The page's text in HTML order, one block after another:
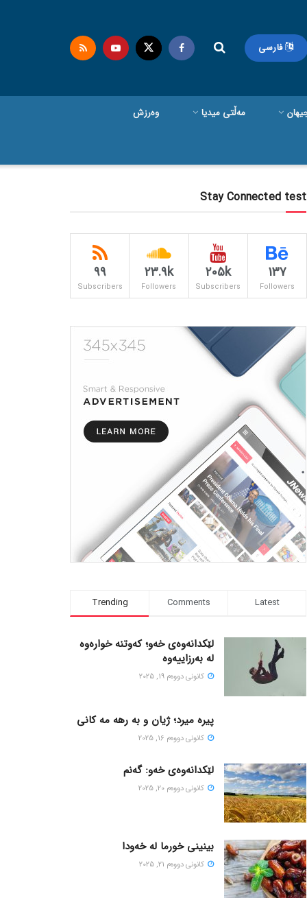
فارسی
مەڵتی میدیا وەرزش
Stay Connected test
137
Followers
205k
Subscribers
23.9k
Followers
99
Subscribers
Trending Comments Latest
لێکدانەوەی خەو؛ کەوتنە خوارەوە
لە بەرزاییەوە
كانونی دووه‌م 19, 2025
پیره میرد؛ ژیان و به رهه مه کانی
كانونی دووه‌م 16, 2025
لێکدانەوەی خەو: گەنم
كانونی دووه‌م 20, 2025
بینینی خورما لە خەودا
كانونی دووه‌م 21, 2025